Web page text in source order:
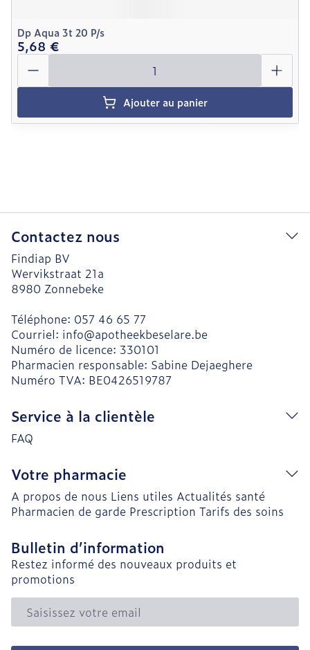
Dp Aqua 3t 20 P/s
5,68 €
Quantité
Ajouter au panier
Contactez nous
Findiap BV
Wervikstraat 21a
8980 Zonnebeke
Téléphone: 057 46 65 77
Courriel: info@apotheekbeselare.be
Numéro de licence: 330101
Pharmacien responsable: Sabine Dejaeghere
Numéro TVA: BE0426519787
Service à la clientèle
FAQ
Votre pharmacie
A propos de nous Liens utiles Actualités santé
Pharmacien de garde Prescription Tarifs des soins
Bulletin d’information
Restez informé des nouveaux produits et
promotions
Adresse mail